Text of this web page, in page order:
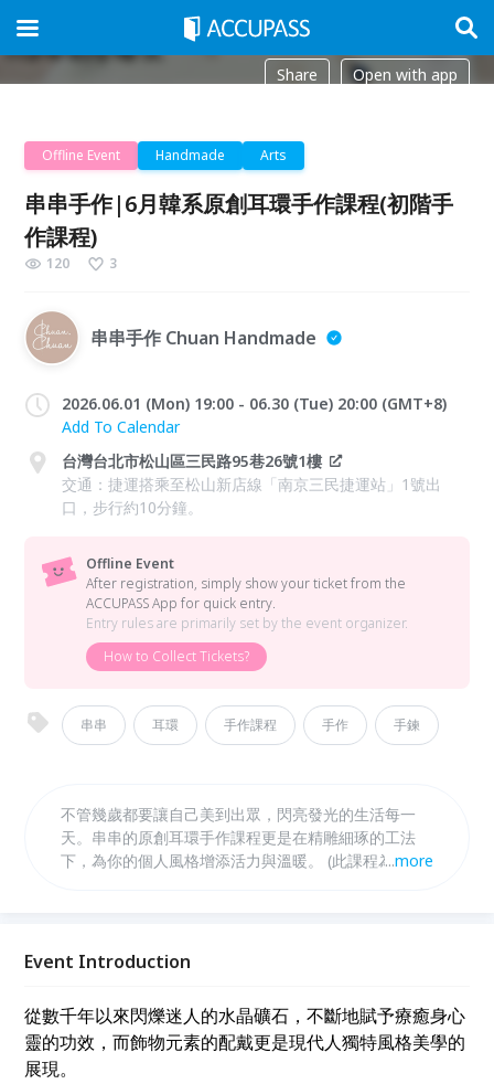
Share Open with app
Offline Event Handmade Arts
串串手作|6月韓系原創耳環手作課程(初階手
作課程)
120 3
串串手作 Chuan Handmade
2026.06.01 (Mon) 19:00 - 06.30 (Tue) 20:00 (GMT+8)
Add To Calendar
台灣台北市松山區三民路95巷26號1樓
交通：捷運搭乘至松山新店線「南京三民捷運站」1號出
口，步行約10分鐘。
Offline Event
After registration, simply show your ticket from the
ACCUPASS App for quick entry.
Entry rules are primarily set by the event organizer.
How to Collect Tickets?
串串 耳環 手作課程 手作 手鍊
不管幾歲都要讓自己美到出眾，閃亮發光的生活每一
天。串串的原創耳環手作課程更是在精雕細琢的工法
下，為你的個人風格增添活力與溫暖。 (此課程為耳環
...more
Event Introduction
從數千年以來閃爍迷人的水晶礦石，不斷地賦予療癒身心
靈的功效，而飾物元素的配戴更是現代人獨特風格美學的
展現。